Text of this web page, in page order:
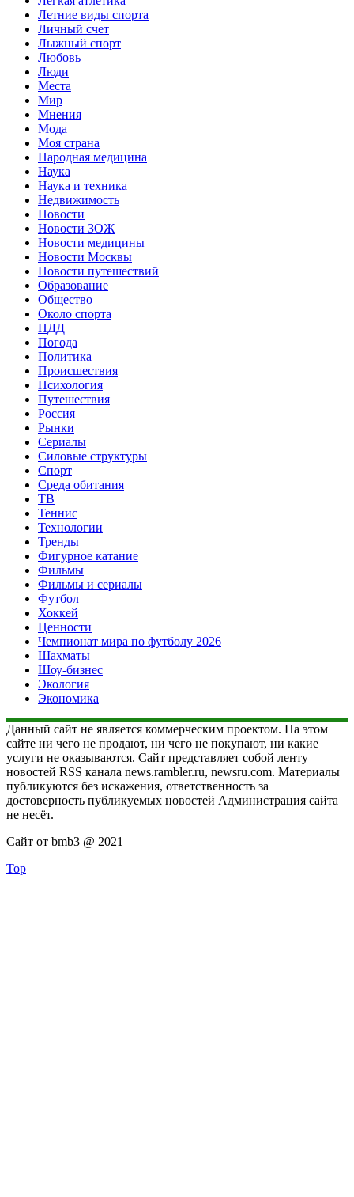
Летние виды спорта
Личный счет
Лыжный спорт
Любовь
Люди
Места
Мир
Мнения
Мода
Моя страна
Народная медицина
Наука
Наука и техника
Недвижимость
Новости
Новости ЗОЖ
Новости медицины
Новости Москвы
Новости путешествий
Образование
Общество
Около спорта
ПДД
Погода
Политика
Происшествия
Психология
Путешествия
Россия
Рынки
Сериалы
Силовые структуры
Спорт
Среда обитания
ТВ
Теннис
Технологии
Тренды
Фигурное катание
Фильмы
Фильмы и сериалы
Футбол
Хоккей
Ценности
Чемпионат мира по футболу 2026
Шахматы
Шоу-бизнес
Экология
Экономика
Данный сайт не является коммерческим проектом. На этом
сайте ни чего не продают, ни чего не покупают, ни какие
услуги не оказываются. Сайт представляет собой ленту
новостей RSS канала news.rambler.ru, newsru.com. Материалы
публикуются без искажения, ответственность за
достоверность публикуемых новостей Администрация сайта
не несёт.
Сайт от bmb3 @ 2021
Top